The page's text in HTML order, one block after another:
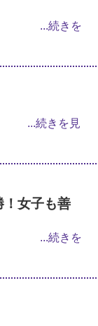
...続きを
...続きを見
！女子も善
...続きを